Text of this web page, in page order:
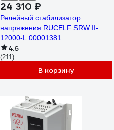
24 310 ₽
Релейный стабилизатор
напряжения RUCELF SRW II-
12000-L 00001381
4.6
(211)
В корзину